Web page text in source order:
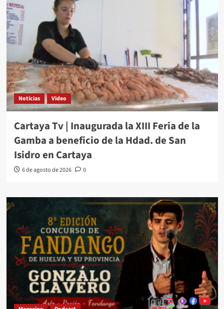
Noticias Video
Cartaya Tv | Inaugurada la XIII Feria de la
Gamba a beneficio de la Hdad. de San
Isidro en Cartaya
6 de agosto de 2026 0